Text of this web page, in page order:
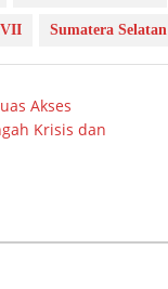
Sumatera Selatan
Akses
Krisis dan